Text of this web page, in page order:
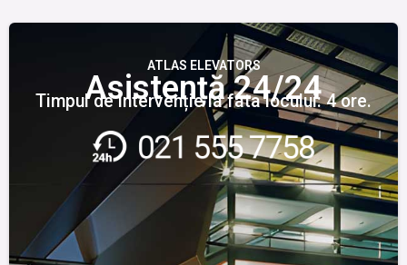
ATLAS ELEVATORS
Asistență 24/24
Timpul de intervenție la fata locului: 4 ore.